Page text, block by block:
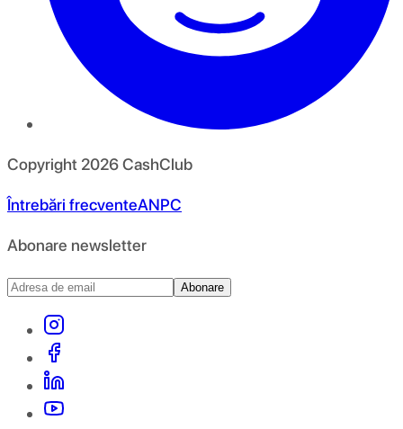
Copyright 2026CashClub
Întrebări frecventeANPC
Abonare newsletter
Abonare